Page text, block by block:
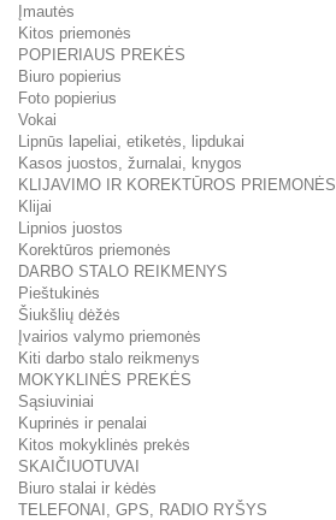
Įmautės
Kitos priemonės
POPIERIAUS PREKĖS
Biuro popierius
Foto popierius
Vokai
Lipnūs lapeliai, etiketės, lipdukai
Kasos juostos, žurnalai, knygos
KLIJAVIMO IR KOREKTŪROS PRIEMONĖS
Klijai
Lipnios juostos
Korektūros priemonės
DARBO STALO REIKMENYS
Pieštukinės
Šiukšlių dėžės
Įvairios valymo priemonės
Kiti darbo stalo reikmenys
MOKYKLINĖS PREKĖS
Sąsiuviniai
Kuprinės ir penalai
Kitos mokyklinės prekės
SKAIČIUOTUVAI
Biuro stalai ir kėdės
TELEFONAI, GPS, RADIO RYŠYS